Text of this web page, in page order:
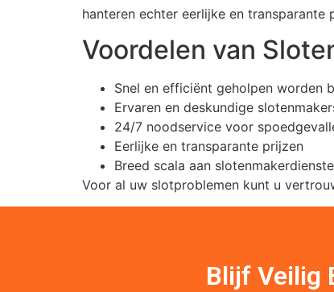
hanteren echter eerlijke en
Voordelen van
Snel en efficiënt geholpen worden
Ervaren en deskundige
24/7 noodservice voor
Eerlijke en transparante prijzen
Breed scala aan
Voor al uw slotproblemen kunt u
Blijf Veilig